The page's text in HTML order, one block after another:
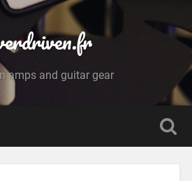
amps and guitar gear